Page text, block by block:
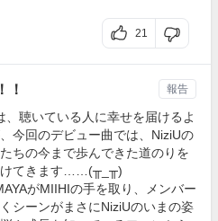
21
！
、聴いている人に幸せを届けるよ
今回のデビュー曲では、NiziUの
ちの今まで歩んできた道のりを
けてきます……(╥_╥)
がMIIHIの手を取り、メンバー
シーンがまさにNiziUのいまの姿
報告